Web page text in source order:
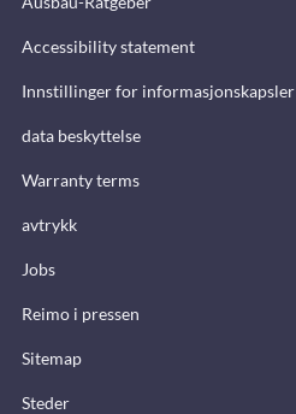
Accessibility statement
Innstillinger for informasjonskapsler
data beskyttelse
Warranty terms
avtrykk
Jobs
Reimo i pressen
Sitemap
Steder